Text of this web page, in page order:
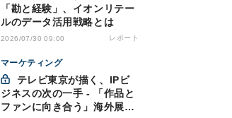
「勘と経験」、イオンリテー
ルのデータ活用戦略とは
2026/07/30 09:00 レポート
マーケティング
ジネスの次の一手 - 「作品と
ファンに向き合う」海外展開